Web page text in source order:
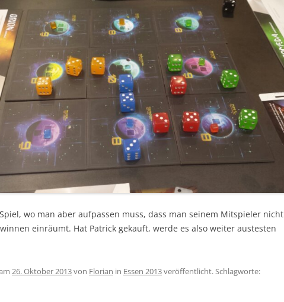
wo man aber aufpassen muss, dass man seinem Mitspieler nicht
einräumt. Hat Patrick gekauft, werde es also weiter austesten
26. Oktober 2013von Florian in Essen 2013veröffentlicht. Schlagworte: